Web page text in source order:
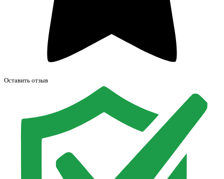
Оставить отзыв